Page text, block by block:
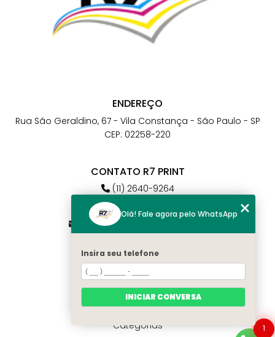
ENDEREÇO
Rua São Geraldino, 67 - Vila Constança - São Paulo - SP
CEP: 02258-220
CONTATO R7 PRINT
(11) 2640-9264
(11) 98784-6664
atendimento@r7print.com.br
MENU
Home
Quem somos
Contato
Categorias
1
Olá! Fale agora pelo WhatsApp
Insira seu telefone
INICIAR CONVERSA